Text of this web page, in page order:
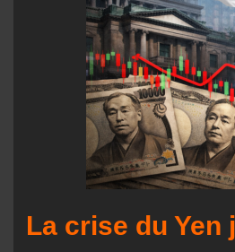
La crise du Yen